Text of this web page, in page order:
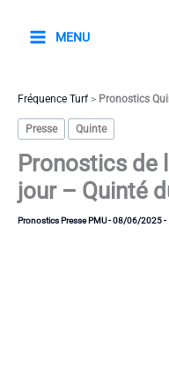
MENU
Fréquence Turf> Pronostics
Presse Quinte
Pronostics de
jour – Quinté
Pronostics Presse PMU-08/06/2025-